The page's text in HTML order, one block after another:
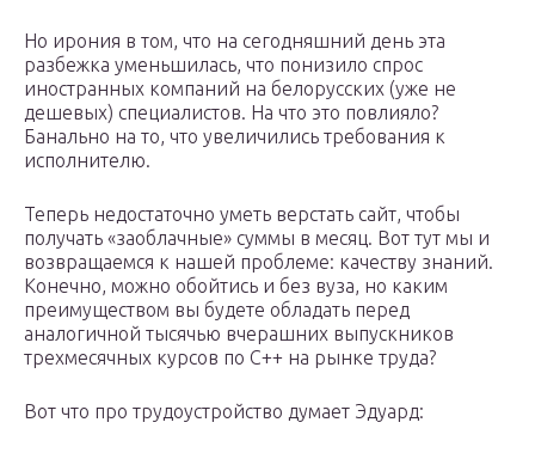
Но ирония в том, что на сегодняшний день эта
разбежка уменьшилась, что понизило спрос
иностранных компаний на белорусских (уже не
дешевых) специалистов. На что это повлияло?
Банально на то, что увеличились требования к
исполнителю.
Теперь недостаточно уметь верстать сайт, чтобы
получать «заоблачные» суммы в месяц. Вот тут мы и
возвращаемся к нашей проблеме: качеству знаний.
Конечно, можно обойтись и без вуза, но каким
преимуществом вы будете обладать перед
аналогичной тысячью вчерашних выпускников
трехмесячных курсов по C++ на рынке труда?
Вот что про трудоустройство думает Эдуард: